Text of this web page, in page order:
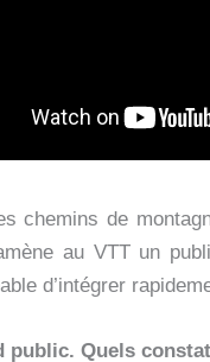
chemins de
au VTT un
d’intégrer
public. Quels